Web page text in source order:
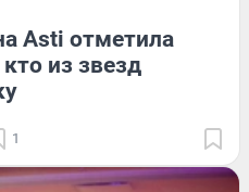
Asti отметила
из звезд
1